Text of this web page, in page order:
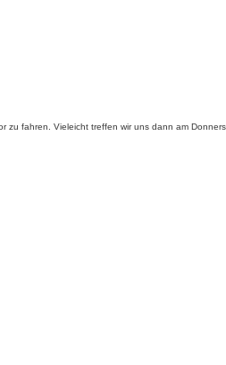
zu fahren. Vieleicht treffen wir uns dann am